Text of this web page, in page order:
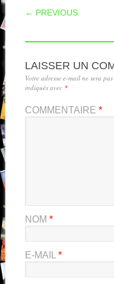
POST
← PREVIOUS
LAISSER UN
Votre adresse e-mail ne sera
indiqués avec *
COMMENTAIRE *
NOM *
E-MAIL *